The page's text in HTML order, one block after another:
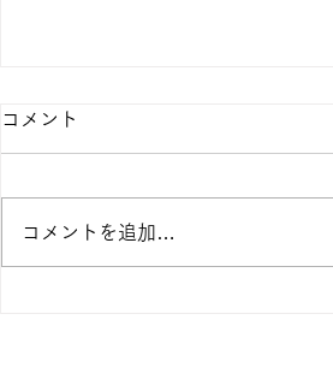
コメント
コメントを追加…